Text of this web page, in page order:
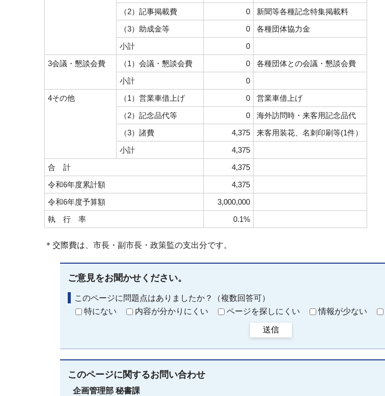
（2）記事掲載費
0
新聞等各種記念特集掲載料
（3）助成金等
0
各種団体協力金
小計
0
3会議・懇談会費
（1）会議・懇談会費 0
各種団体との会議・懇談会費
小計
0
4その他
（1）営業車借上げ 0
営業車借上げ
（2）記念品代等
0
海外訪問時・来客用記念品代
（3）諸費
4,375
来客用装花、名刺印刷等(1件）
小計
4,375
合 計
4,375
令和6年度累計額
4,375
令和6年度予算額
3,000,000
執 行 率
0.1%
＊交際費は、市長・副市長・政策監の支出分です。
ご意見をお聞かせください。
このページに問題点はありましたか？（複数回答可）
特にない
内容が分かりにくい ページを探しにくい 情報が少ない
送信
このページに関するお問い合わせ
企画管理部 秘書課